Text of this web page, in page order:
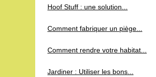
Hoof Stuff : une solution...
Comment fabriquer un piège...
Comment rendre votre habitat...
Jardiner : Utiliser les bons...